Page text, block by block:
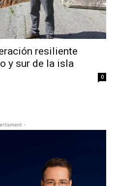
resiliente
y sur de la isla
0
-